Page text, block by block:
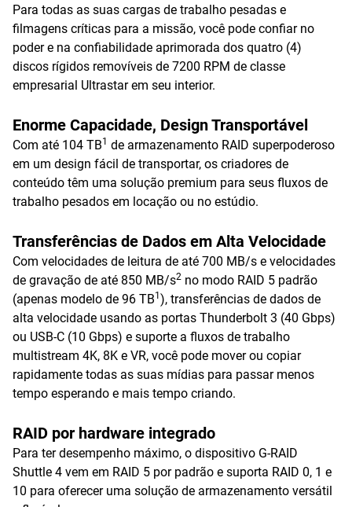
Para todas as suas cargas de trabalho pesadas e
filmagens críticas para a missão, você pode confiar no
poder e na confiabilidade aprimorada dos quatro (4)
discos rígidos removíveis de 7200 RPM de classe
empresarial Ultrastar em seu interior.
Enorme Capacidade, Design Transportável
Com até 104 TB1 de armazenamento RAID superpoderoso
em um design fácil de transportar, os criadores de
conteúdo têm uma solução premium para seus fluxos de
trabalho pesados em locação ou no estúdio.
Transferências de Dados em Alta Velocidade
Com velocidades de leitura de até 700 MB/s e velocidades
de gravação de até 850 MB/s2 no modo RAID 5 padrão
(apenas modelo de 96 TB1 ), transferências de dados de
alta velocidade usando as portas Thunderbolt 3 (40 Gbps)
ou USB-C (10 Gbps) e suporte a fluxos de trabalho
multistream 4K, 8K e VR, você pode mover ou copiar
rapidamente todas as suas mídias para passar menos
tempo esperando e mais tempo criando.
RAID por hardware integrado
Para ter desempenho máximo, o dispositivo G-RAID
Shuttle 4 vem em RAID 5 por padrão e suporta RAID 0, 1 e
10 para oferecer uma solução de armazenamento versátil